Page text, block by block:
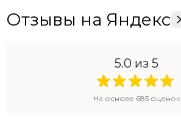
Отзывы на Яндекс
5.0 из 5
На основе 685оценок